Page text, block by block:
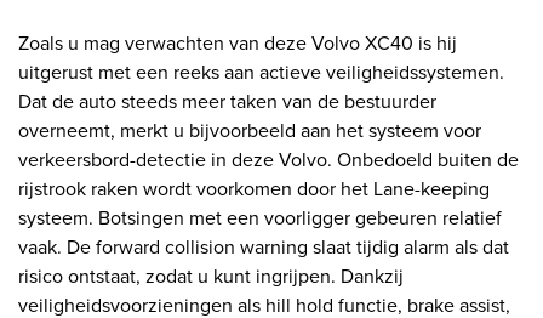
Zoals u mag verwachten van deze Volvo XC40 is hij
uitgerust met een reeks aan actieve veiligheidssystemen.
Dat de auto steeds meer taken van de bestuurder
overneemt, merkt u bijvoorbeeld aan het systeem voor
verkeersbord-detectie in deze Volvo. Onbedoeld buiten de
rijstrook raken wordt voorkomen door het Lane-keeping
systeem. Botsingen met een voorligger gebeuren relatief
vaak. De forward collision warning slaat tijdig alarm als dat
risico ontstaat, zodat u kunt ingrijpen. Dankzij
veiligheidsvoorzieningen als hill hold functie, brake assist,